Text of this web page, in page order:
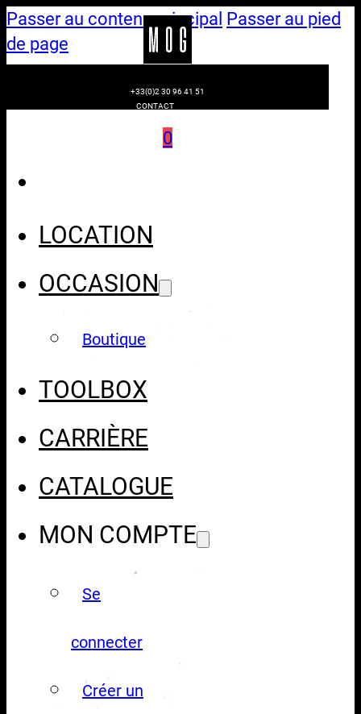
Passer au contenu principal Passer au pied
de page
+33(0)2 30 96 41 51
CONTACT
0
LOCATION
OCCASION
Boutique
TOOLBOX
CARRIÈRE
CATALOGUE
MON COMPTE
Se
connecter
Créer un